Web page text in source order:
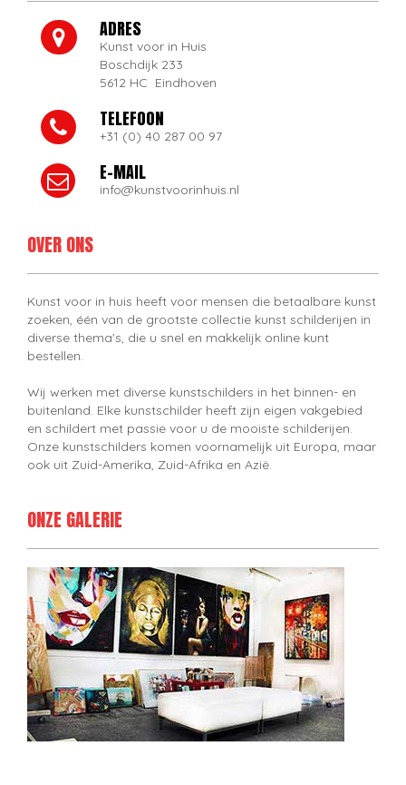
ADRES
Kunst voor in Huis
Boschdijk 233
5612 HC Eindhoven
TELEFOON
+31 (0) 40 287 00 97
E-MAIL
info@kunstvoorinhuis.nl
OVER ONS
Kunst voor in huis heeft voor mensen die betaalbare kunst
zoeken, één van de grootste collectie kunst schilderijen in
diverse thema's, die u snel en makkelijk online kunt
bestellen.
Wij werken met diverse kunstschilders in het binnen- en
buitenland. Elke kunstschilder heeft zijn eigen vakgebied
en schildert met passie voor u de mooiste schilderijen.
Onze kunstschilders komen voornamelijk uit Europa, maar
ook uit Zuid-Amerika, Zuid-Afrika en Azië.
ONZE GALERIE